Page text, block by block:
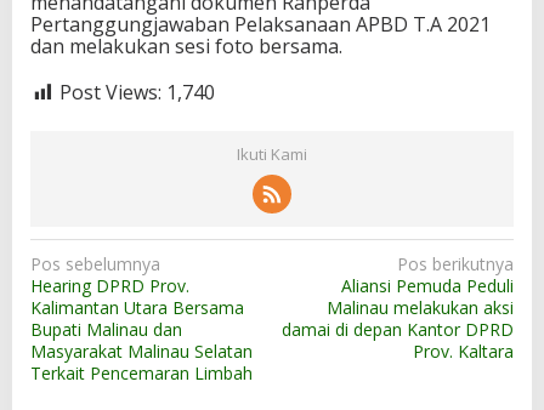
Pertanggungjawaban Pelaksanaan APBD T.A 2021
dan melakukan sesi foto bersama.
Post Views: 1,740
Ikuti Kami
N
a
v
i
Pos sebelumnya
Hearing DPRD Prov.
Kalimantan Utara Bersama
Bupati Malinau dan
Masyarakat Malinau Selatan
Terkait Pencemaran Limbah
Pos berikutnya
Aliansi Pemuda Peduli
Malinau melakukan aksi
damai di depan Kantor DPRD
Prov. Kaltara